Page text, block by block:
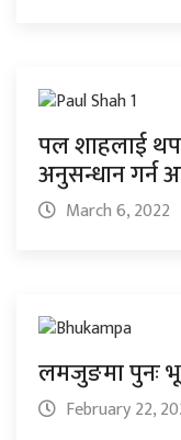
पल शाहलाई थप
अनुसन्धान गर्न
March 6, 2022
लमजुङमा पुनः
February 22,